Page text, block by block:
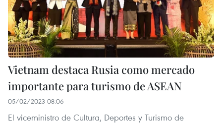
Vietnam destaca Rusia como mercado
importante para turismo de ASEAN
05/02/2023 08:06
El viceministro de Cultura, Deportes y Turismo de